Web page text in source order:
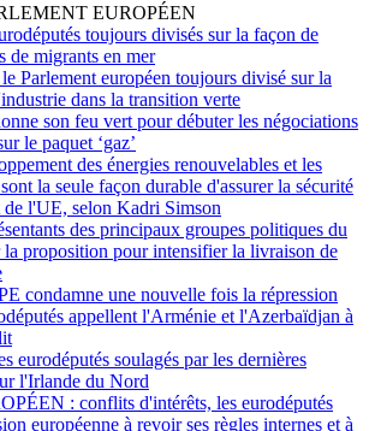
EUROPÉEN
toujours divisés sur la façon de
de migrants en mer
le Parlement européen toujours divisé sur la
dans la transition verte
son feu vert pour débuter les négociations
le paquet ‘gaz’
des énergies renouvelables et les
la seule façon durable d'assurer la sécurité
de l'UE, selon Kadri Simson
des principaux groupes politiques du
la proposition pour intensifier la livraison de
condamne une nouvelle fois la répression
appellent l'Arménie et l'Azerbaïdjan à
eurodéputés soulagés par les dernières
l'Irlande du Nord
: conflits d'intérêts, les eurodéputés
européenne à revoir ses règles internes et à